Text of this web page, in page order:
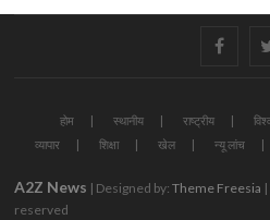
#
होम स्थानीय राष्ट्रीय
व्यापार
शिक्षा खेल न्यू लांच
A2Z News | Designed by:Theme Freesia |
reserved